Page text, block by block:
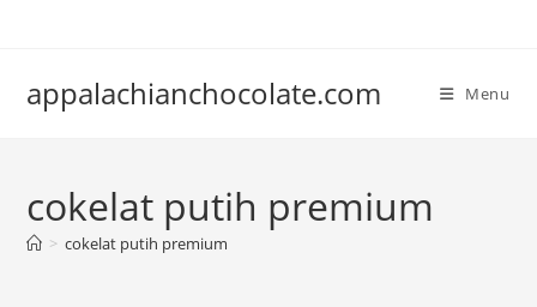
appalachianchocolate.com Menu
cokelat putih premium
> cokelat putih premium